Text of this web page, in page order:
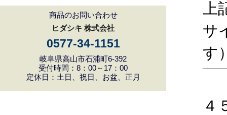
商品のお問い合わせ
ヒダシキ 株式会社
0577-34-1151
岐阜県高山市石浦町6-392
受付時間：8：00～17：00
定休日：土日、祝日、お盆、正月
サ
す
４